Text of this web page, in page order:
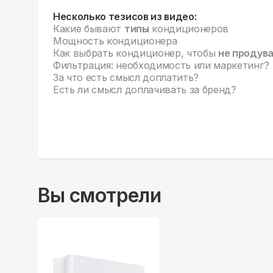
Несколько тезисов из видео:
Какие бывают типы кондиционеров
Мощность кондиционера
Как выбрать кондиционер, чтобы не
Фильтрация: необходимость или маркетинг?
За что есть смысл доплатить?
Есть ли смысл доплачивать за бренд?
Вы смотрели